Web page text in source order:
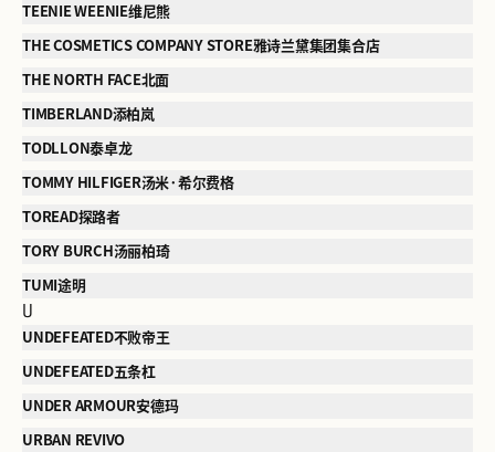
TEENIE WEENIE维尼熊
THE COSMETICS COMPANY STORE雅诗兰黛集团集合店
THE NORTH FACE北面
TIMBERLAND添柏岚
TODLLON泰卓龙
TOMMY HILFIGER汤米·希尔费格
TOREAD探路者
TORY BURCH汤丽柏琦
TUMI途明
U
UNDEFEATED不败帝王
UNDEFEATED五条杠
UNDER ARMOUR安德玛
URBAN REVIVO